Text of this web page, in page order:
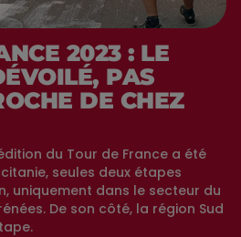
2023 : LE
PAS
DE CHEZ
du Tour de France a été
seules deux étapes
uniquement dans le secteur du
De son côté, la région Sud